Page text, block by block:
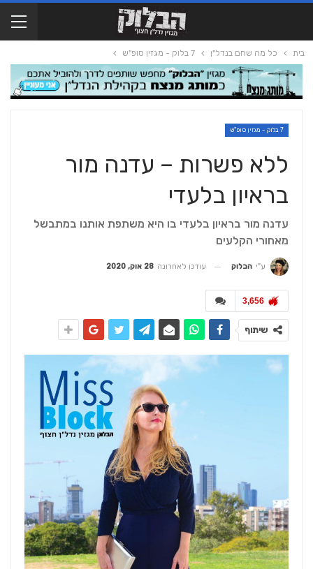
בית כל מה שחם בנדל"ן 7 בלוק - מגזין סופ"ש
7 בלוק - מגזין סופ"ש
ללא פשרות – עדנה מור
בראיון בלעדי
עדנה מור בראיון בלעדי בו היא משתפת אותנו במתבשל
מאחורי הקלעים
ע"י הבלוק עודכן לאחרונה 28 אוק, 2020
3,656
שיתוף